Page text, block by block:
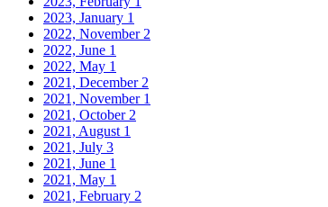
2023, January 1
2022, November 2
2022, June 1
2022, May 1
2021, December 2
2021, November 1
2021, October 2
2021, August 1
2021, July 3
2021, June 1
2021, May 1
2021, February 2